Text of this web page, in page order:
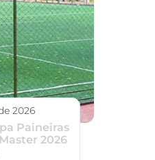
2026
Paineiras
2026